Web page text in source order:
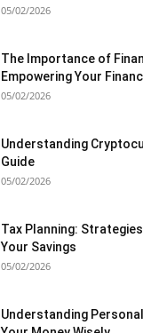
05/02/2026
The Importance of
Empowering Your
05/02/2026
Understanding
Guide
05/02/2026
Tax Planning:
Your Savings
05/02/2026
Understanding